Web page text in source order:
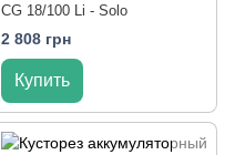
CG 18/100 Li - Solo
2 808 грн
Купить